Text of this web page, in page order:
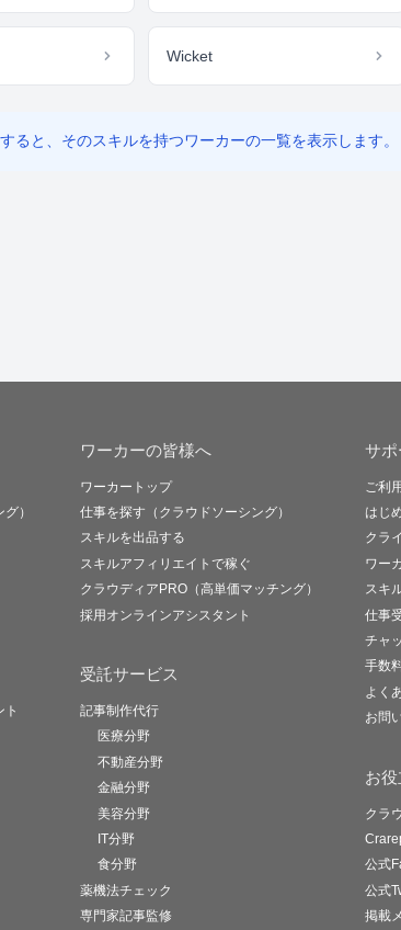
Wicket
ると、そのスキルを持つワーカーの一覧を表示します。
）
ト
ワーカーの皆様へ
ワーカートップ
仕事を探す（クラウドソーシング）
スキルを出品する
スキルアフィリエイトで稼ぐ
クラウディアPRO（高単価マッチング）
採用オンラインアシスタント
受託サービス
記事制作代行
医療分野
不動産分野
金融分野
美容分野
IT分野
食分野
薬機法チェック
専門家記事監修
サポ
ご利
はじ
クラ
ワー
スキ
仕事
チャ
手数
よく
お問
お
クラ
公式
公式
掲載